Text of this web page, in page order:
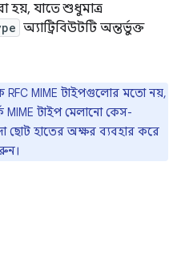
হয়, যাতে শুধুমাত্র
অ্যাট্রিবিউটটি অন্তর্ভুক্ত
RFC MIME টাইপগুলোর মতো নয়,
MIME টাইপ মেলানো কেস-
ছোট হাতের অক্ষর ব্যবহার করে